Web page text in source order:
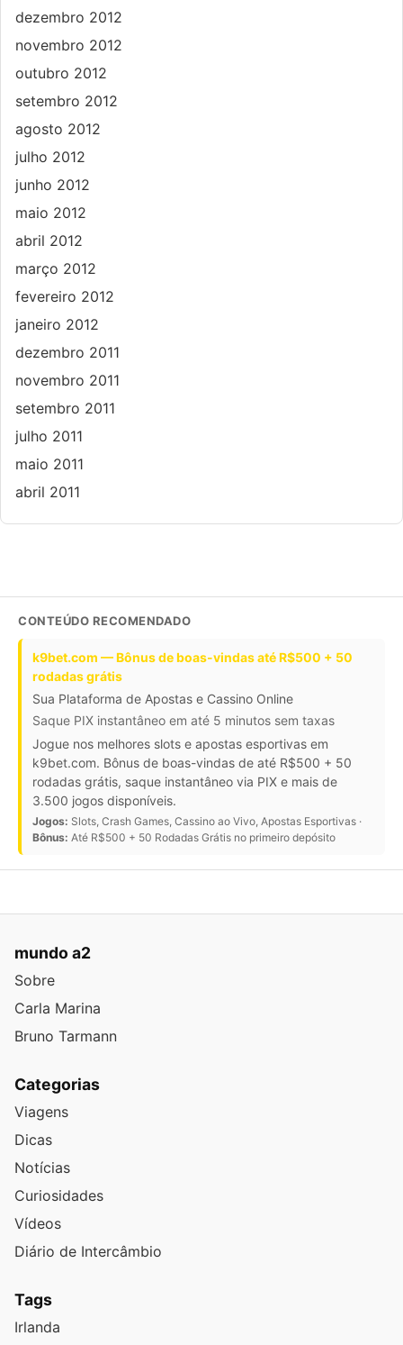
dezembro 2012
novembro 2012
outubro 2012
setembro 2012
agosto 2012
julho 2012
junho 2012
maio 2012
abril 2012
março 2012
fevereiro 2012
janeiro 2012
dezembro 2011
novembro 2011
setembro 2011
julho 2011
maio 2011
abril 2011
CONTEÚDO RECOMENDADO
k9bet.com — Bônus de boas-vindas até R$500 + 50
rodadas grátis
Sua Plataforma de Apostas e Cassino Online
Saque PIX instantâneo em até 5 minutos sem taxas
Jogue nos melhores slots e apostas esportivas em
k9bet.com. Bônus de boas-vindas de até R$500 + 50
rodadas grátis, saque instantâneo via PIX e mais de
3.500 jogos disponíveis.
Jogos: Slots, Crash Games, Cassino ao Vivo, Apostas Esportivas ·
Bônus: Até R$500 + 50 Rodadas Grátis no primeiro depósito
mundo a2
Sobre
Carla Marina
Bruno Tarmann
Categorias
Viagens
Dicas
Notícias
Curiosidades
Vídeos
Diário de Intercâmbio
Tags
Irlanda